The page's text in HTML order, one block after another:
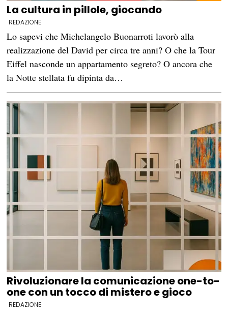
La cultura in pillole, giocando
REDAZIONE
Lo sapevi che Michelangelo Buonarroti lavorò alla
realizzazione del David per circa tre anni? O che la Tour
Eiffel nasconde un appartamento segreto? O ancora che
la Notte stellata fu dipinta da…
Rivoluzionare la comunicazione one-to-
one con un tocco di mistero e gioco
REDAZIONE